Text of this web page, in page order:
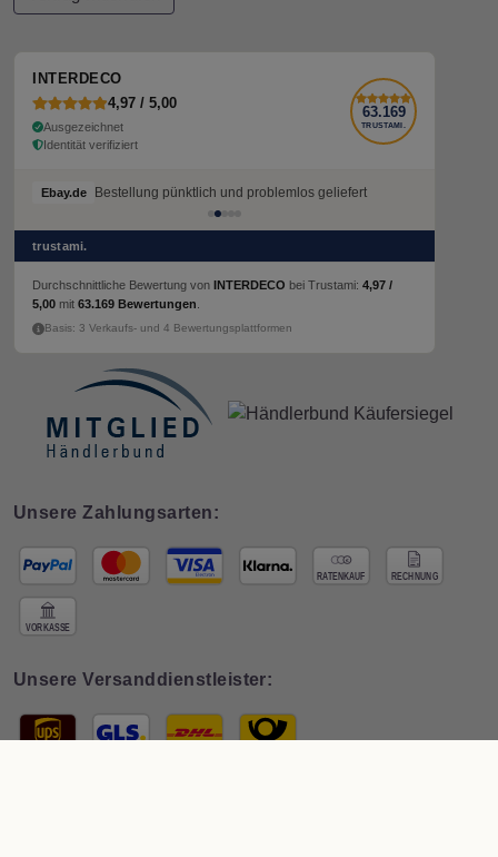
INTERDECO
4,97 / 5,00
Ausgezeichnet
Identität verifiziert
63.169
TRUSTAMI.
Ebay.de Bestellung pünktlich und problemlos geliefert
trustami.
Durchschnittliche Bewertung von INTERDECO bei Trustami: 4,97 /
5,00 mit 63.169 Bewertungen
Basis: 3 Verkaufs- und 4 Bewertungsplattformen
Unsere Zahlungsarten:
Unsere Versanddienstleister: